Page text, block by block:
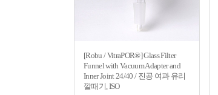
[Robu / VitraPOR®] Glass Filter
Funnel with Vacuum Adapter and
Inner Joint 24/40 / 진공 여과 유리
깔때기, ISO